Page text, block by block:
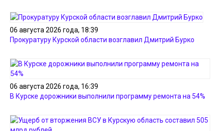
06 августа 2026 года, 18:39
Прокуратуру Курской области возглавил Дмитрий Бурко
06 августа 2026 года, 16:39
В Курске дорожники выполнили программу ремонта на 54%